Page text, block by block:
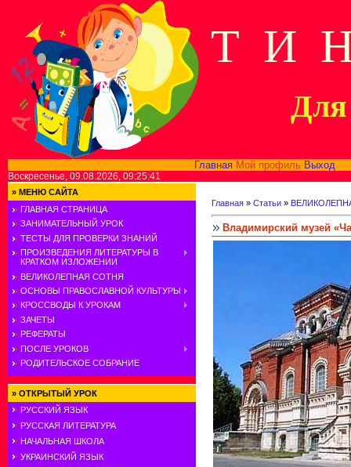
Т И
Для
Главная Мой профиль Выход
Воскресенье, 09.08.2026, 09:25:41
» МЕНЮ САЙТА
ГЛАВНАЯ СТРАНИЦА
ЗАНИМАТЕЛЬНЫЙ УРОК
ТЕСТЫ ДЛЯ ПРОВЕРКИ ЗНАНИЙ
ПРОИЗВЕДЕНИЯ ЛИТЕРАТУРЫ В
КРАТКОМ ИЗЛОЖЕНИИ
ВЕЛИКОЛЕПНАЯ СОТНЯ
ОСНОВЫ ПРАВОСЛАВНОЙ КУЛЬТУРЫ
КРОССВОДЫ К УРОКАМ
ЗАЧЕТЫ
РЕФЕРАТЫ
ПОСЛЕ УРОКОВ
РОДИТЕЛЬСКОЕ СОБРАНИЕ
» ОТКРЫТЫЙ УРОК
РУССКИЙ ЯЗЫК
РУССКАЯ ЛИТЕРАТУРА
НАЧАЛЬНАЯ ШКОЛА
УКРАИНСКИЙ ЯЗЫК
Главная » Статьи »
Владимирский музей